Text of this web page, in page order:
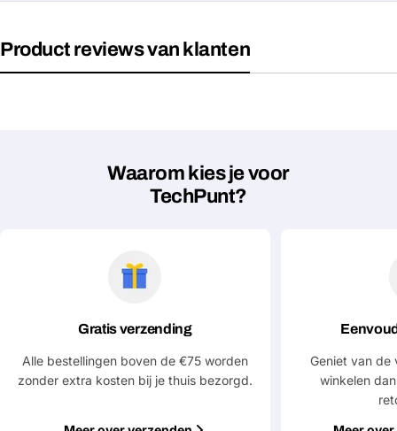
Stel een vraag
Product reviews van klanten
Waarom kies je voor
TechPunt?
Gratis verzending
Alle bestellingen boven de €75 worden
zonder extra kosten bij je thuis bezorgd.
Geniet van de
winkelen